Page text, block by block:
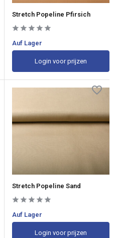
Stretch Popeline Pfirsich
Auf Lager
Login voor prijzen
Stretch Popeline Sand
Auf Lager
Login voor prijzen